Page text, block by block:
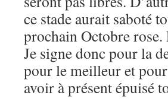
ce stade aurait saboté
prochain Octobre
Je signe donc pour la
pour le meilleur et
avoir à présent épuisé